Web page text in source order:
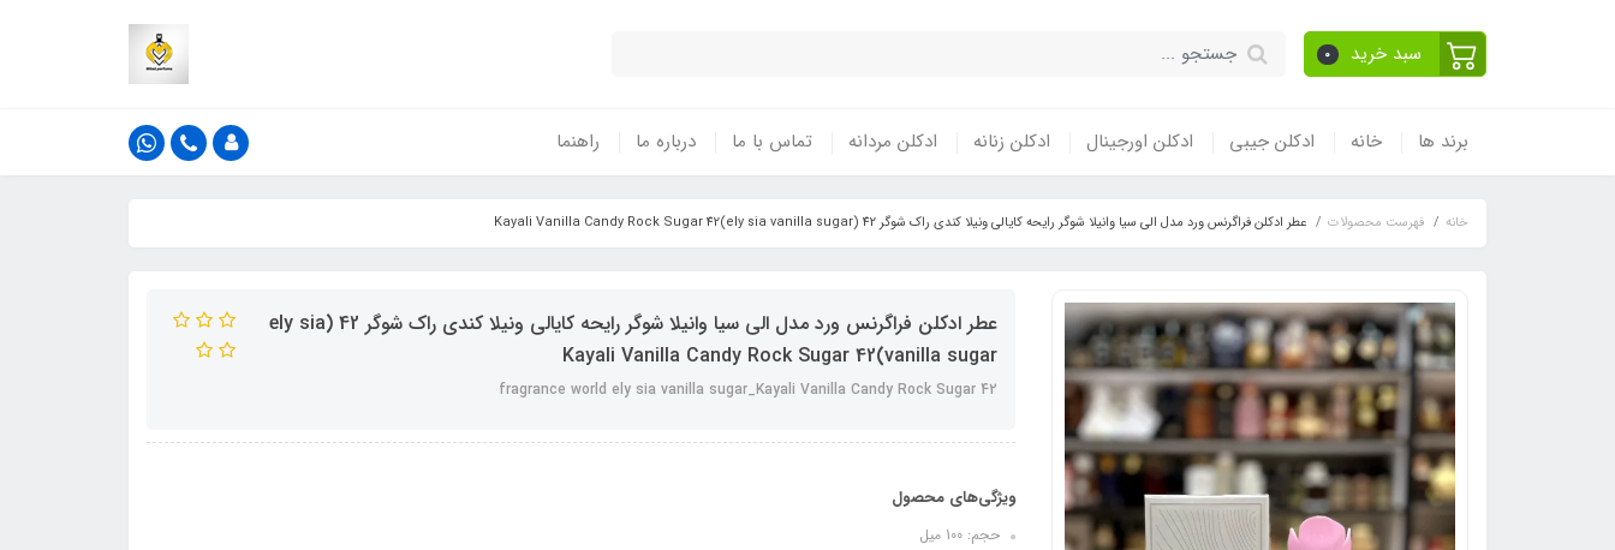
سبد خرید 0
برند ها خانه ادکلن جیبی ادکلن اورجینال ادکلن زنانه ادکلن مردانه تماس با ما درباره ما راهنما
خانه فهرست محصولات عطر ادکلن فراگرنس ورد مدل الی سیا وانیلا شوگر رایحه کایالی ونیلا کندی راک شوگر 42 (ely sia vanilla sugar)Kayali Vanilla Candy Rock Sugar 42
عطر ادکلن فراگرنس ورد مدل الی سیا وانیلا شوگر رایحه کایالی ونیلا کندی راک شوگر 42 (ely sia
vanilla sugar)Kayali Vanilla Candy Rock Sugar 42
fragrance world ely sia vanilla sugar_Kayali Vanilla Candy Rock Sugar 42
ویژگی‌های محصول
حجم: 100 میل